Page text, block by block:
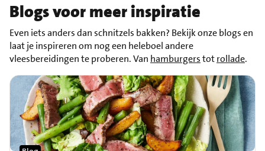
Blogs voor meer inspiratie
Even iets anders dan schnitzels bakken? Bekijk onze blogs en
laat je inspireren om nog een heleboel andere
vleesbereidingen te proberen. Van hamburgerstotrollade.